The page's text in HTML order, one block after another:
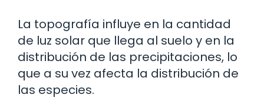
La topografía influye en la cantidad
de luz solar que llega al suelo y en la
distribución de las precipitaciones, lo
que a su vez afecta la distribución de
las especies.